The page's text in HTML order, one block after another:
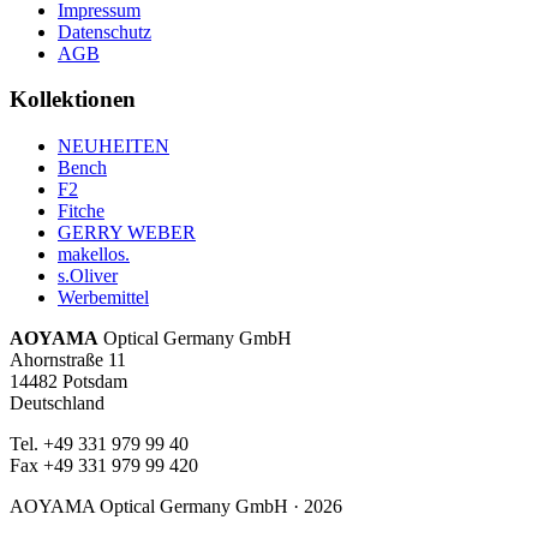
Impressum
Datenschutz
AGB
Kollektionen
NEUHEITEN
Bench
F2
Fitche
GERRY WEBER
makellos.
s.Oliver
Werbemittel
AOYAMA Optical Germany GmbH
Ahornstraße 11
14482 Potsdam
Deutschland
Tel. +49 331 979 99 40
Fax +49 331 979 99 420
AOYAMA Optical Germany GmbH · 2026